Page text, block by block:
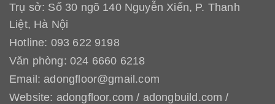
Trụ sở: Số 30 ngõ 140 Nguyễn Xiển, P. Thanh
Liệt, Hà Nội
Hotline: 093 622 9198
Văn phòng: 024 6660 6218
Email: adongfloor@gmail.com
Website: adongfloor.com / adongbuild.com /